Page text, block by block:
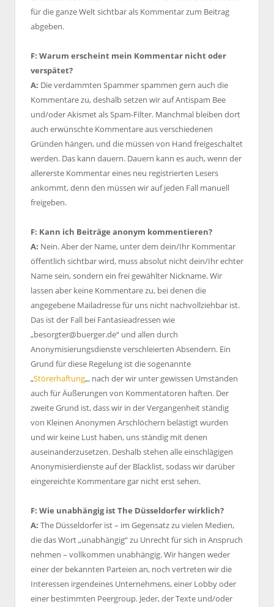
für die ganze Welt sichtbar als Kommentar zum Beitrag
abgeben.
F: Warum erscheint mein Kommentar nicht oder
verspätet?
A: Die verdammten Spammer spammen gern auch die
Kommentare zu, deshalb setzen wir auf Antispam Bee
und/oder Akismet als Spam-Filter. Manchmal bleiben dort
auch erwünschte Kommentare aus verschiedenen
Gründen hängen, und die müssen von Hand freigeschaltet
werden. Das kann dauern. Dauern kann es auch, wenn der
allererste Kommentar eines neu registrierten Lesers
ankommt, denn den müssen wir auf jeden Fall manuell
freigeben.
F: Kann ich Beiträge anonym kommentieren?
A: Nein. Aber der Name, unter dem dein/Ihr Kommentar
öffentlich sichtbar wird, muss absolut nicht dein/Ihr echter
Name sein, sondern ein frei gewählter Nickname. Wir
lassen aber keine Kommentare zu, bei denen die
angegebene Mailadresse für uns nicht nachvollziehbar ist.
Das ist der Fall bei Fantasieadressen wie
„besorgter@buerger.de“ und allen durch
Anonymisierungsdienste verschleierten Absendern. Ein
Grund für diese Regelung ist die sogenannte
„Störerhaftung„, nach der wir unter gewissen Umständen
auch für Äußerungen von Kommentatoren haften. Der
zweite Grund ist, dass wir in der Vergangenheit ständig
von Kleinen Anonymen Arschlöchern belästigt wurden
und wir keine Lust haben, uns ständig mit denen
auseinanderzusetzen. Deshalb stehen alle einschlägigen
Anonymisierdienste auf der Blacklist, sodass wir darüber
eingereichte Kommentare gar nicht erst sehen.
F: Wie unabhängig ist The Düsseldorfer wirklich?
A: The Düsseldorfer ist – im Gegensatz zu vielen Medien,
die das Wort „unabhängig“ zu Unrecht für sich in Anspruch
nehmen – vollkommen unabhängig. Wir hängen weder
einer der bekannten Parteien an, noch vertreten wir die
Interessen irgendeines Unternehmens, einer Lobby oder
einer bestimmten Peergroup. Jeder, der Texte und/oder